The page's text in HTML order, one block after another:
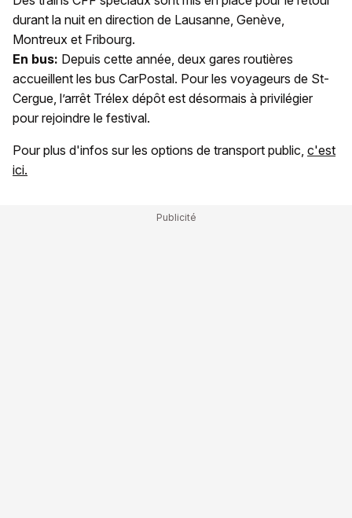
durant la nuit en direction de Lausanne, Genève,
Montreux et Fribourg.
En bus: Depuis cette année, deux gares routières
accueillent les bus CarPostal. Pour les voyageurs de St-
Cergue, l’arrêt Trélex dépôt est désormais à privilégier
pour rejoindre le festival.
Pour plus d'infos sur les options de transport public, c'est
ici.